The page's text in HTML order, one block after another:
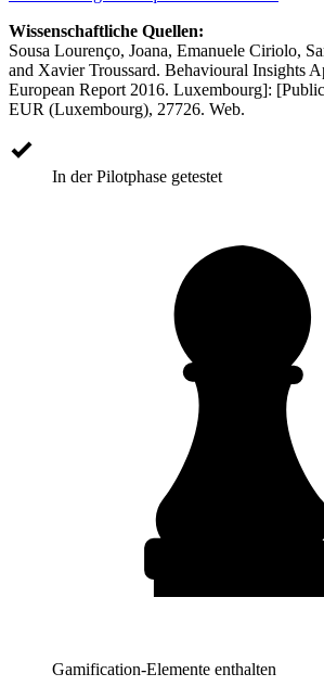
Wissenschaftliche Quellen:
Sousa Lourenço, Joana, Emanuele Ciriolo,
and Xavier Troussard. Behavioural Insights
European Report 2016. Luxembourg]:
EUR (Luxembourg), 27726. Web.
In der Pilotphase getestet
Gamification-Elemente enthalten